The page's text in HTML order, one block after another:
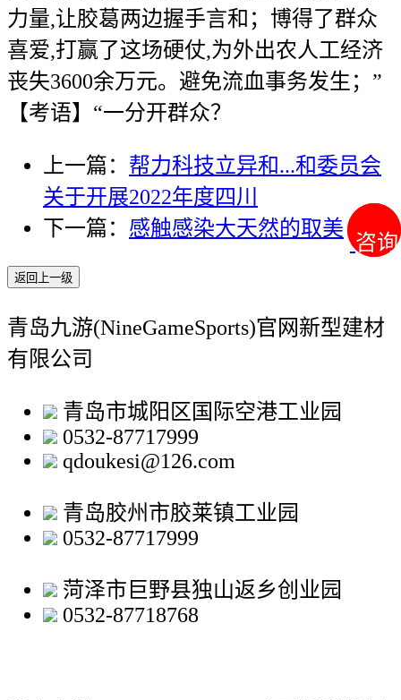
咨询
咨询
力量,让胶葛两边握手言和；博得了群众
喜爱,打赢了这场硬仗,为外出农人工经济
丧失3600余万元。避免流血事务发生；”
【考语】“一分开群众？
上一篇： 帮力科技立异和...和委员会
关于开展2022年度四川
下一篇： 感触感染大天然的取美
返回上一级
青岛九游(NineGameSports)官网新型建材
有限公司
青岛市城阳区国际空港工业园
0532-87717999
qdoukesi@126.com
青岛胶州市胶莱镇工业园
0532-87717999
菏泽市巨野县独山返乡创业园
0532-87718768